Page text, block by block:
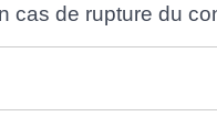
cas de rupture du